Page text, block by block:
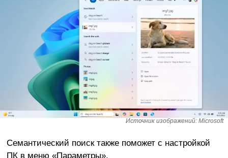
Источник изображений: Microsoft
Семантический поиск также поможет с настройкой
ПК в меню «Параметры».